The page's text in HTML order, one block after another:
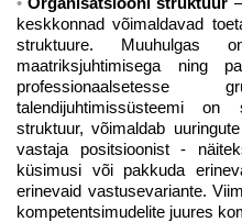
keskkonnad võimaldavad
struktuure. Muuhulgas
maatriksjuhtimisega ning
talendijuhtimissüsteemi on
struktuur, võimaldab
vastaja positsioonist -
küsimusi või pakkuda
erinevaid vastusevariante.
kompetentsimudelite juures